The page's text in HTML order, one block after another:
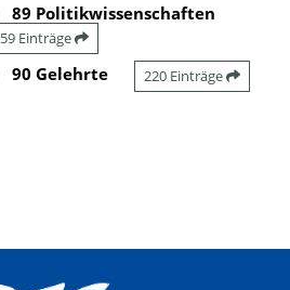
89 Politikwissenschaften
59 Einträge
90 Gelehrte 220 Einträge